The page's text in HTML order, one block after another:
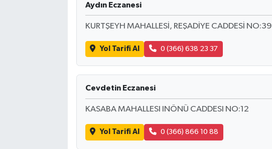
Aydın Eczanesi
KURTŞEYH MAHALLESİ, REŞADİYE CADDESİ NO:39
Yol Tarifi Al 0 (366) 638 23 37
Cevdetin Eczanesi
KASABA MAHALLESI INÖNÜ CADDESI NO:12
Yol Tarifi Al 0 (366) 866 10 88